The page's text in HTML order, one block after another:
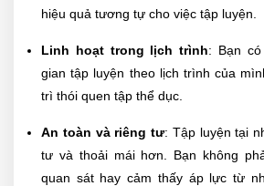
hiệu quả tương tự cho việc tập luyện.
Linh hoạt trong lịch trình: Bạn
gian tập luyện theo lịch trình của
trì thói quen tập thể dục.
An toàn và riêng tư: Tập luyện tại
tư và thoải mái hơn. Bạn không
quan sát hay cảm thấy áp lực từ